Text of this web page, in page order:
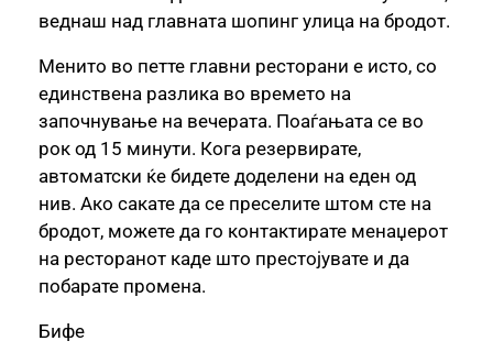
веднаш над главната шопинг улица на бродот.
Менито во петте главни ресторани е исто, со
единствена разлика во времето на
започнување на вечерата. Поаѓањата се во
рок од 15 минути. Кога резервирате,
автоматски ќе бидете доделени на еден од
нив. Ако сакате да се преселите штом сте на
бродот, можете да го контактирате менаџерот
на ресторанот каде што престојувате и да
побарате промена.
Бифе